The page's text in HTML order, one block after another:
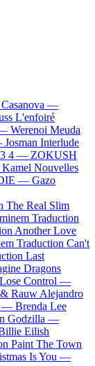
Casanova —
L'enfoiré
Werenoi Meuda
Josman Interlude
3 4 — ZOKUSH
Kamel Nouvelles
— Gazo
The Real Slim
Traduction
Another Love
Traduction Can't
Last
Dragons
Control —
Rauw Alejandro
— Brenda Lee
Godzilla —
Eilish
Paint The Town
Is You —